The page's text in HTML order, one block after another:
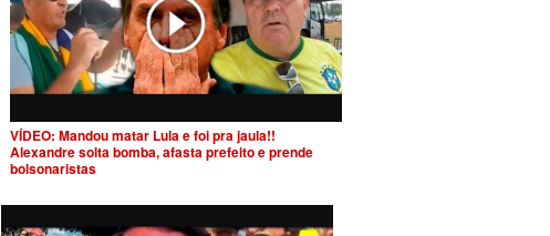
VÍDEO: Mandou matar Lula e foi pra jaula!!
Alexandre solta bomba, afasta prefeito e prende
bolsonaristas